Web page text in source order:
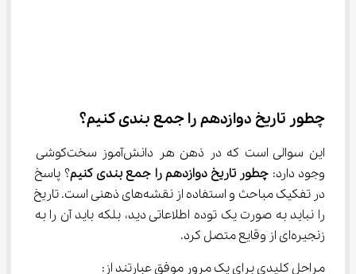
چطور تاریخ دوازدهم را جمع بندی کنیم؟
این سوالی است که در ذهن هر دانش‌آموز سخت‌کوشی
وجود دارد: چطور تاریخ دوازدهم را جمع بندی کنیم؟ پاسخ
در تفکیک مباحث و استفاده از نقشه‌های ذهنی است. تاریخ
را نباید به صورت یک توده اطلاعاتی دید، بلکه باید آن را به
زنجیره‌ای از وقایع متصل کرد.
مراحل کلیدی برای یک مرور موفق عبارتند از: